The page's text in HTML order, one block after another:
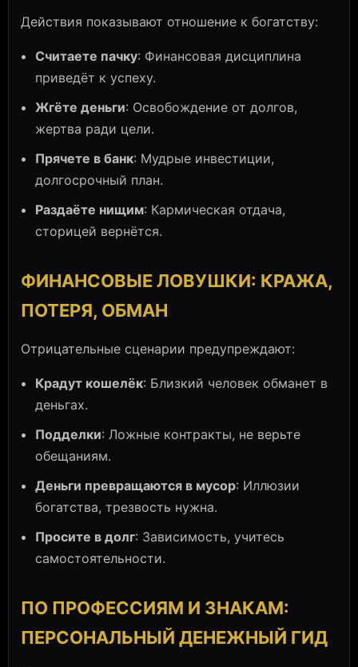
Действия показывают отношение к богатству:
Считаете пачку: Финансовая дисциплина
приведёт к успеху.
Жгёте деньги: Освобождение от долгов,
жертва ради цели.
Прячете в банк: Мудрые инвестиции,
долгосрочный план.
Раздаёте нищим: Кармическая отдача,
сторицей вернётся.
ФИНАНСОВЫЕ ЛОВУШКИ: КРАЖА,
ПОТЕРЯ, ОБМАН
Отрицательные сценарии предупреждают:
Крадут кошелёк: Близкий человек обманет в
деньгах.
Подделки: Ложные контракты, не верьте
обещаниям.
Деньги превращаются в мусор: Иллюзии
богатства, трезвость нужна.
Просите в долг: Зависимость, учитесь
самостоятельности.
ПО ПРОФЕССИЯМ И ЗНАКАМ:
ПЕРСОНАЛЬНЫЙ ДЕНЕЖНЫЙ ГИД